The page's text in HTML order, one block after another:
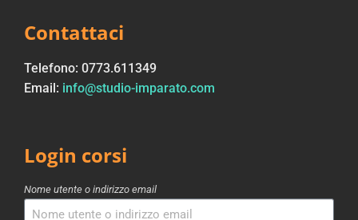
Contattaci
Telefono: 0773.611349
Email: info@studio-imparato.com
Login corsi
Nome utente o indirizzo email